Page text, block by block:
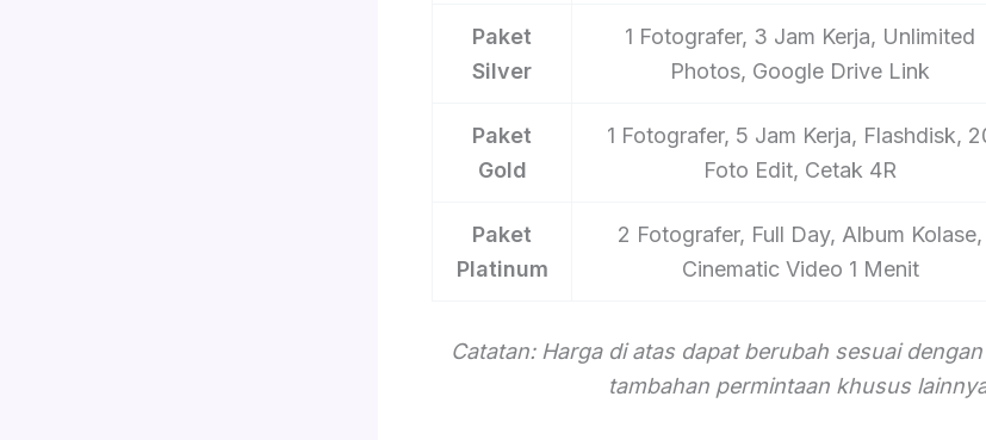
Paket
Silver
1 Fotografer, 3 Jam Kerja, Unlimited
Photos, Google Drive Link
Paket
Gold
1 Fotografer, 5 Jam Kerja, Flashdisk,
Foto Edit, Cetak 4R
Paket
Platinum
2 Fotografer, Full Day, Album Kolase,
Cinematic Video 1 Menit
Catatan: Harga di atas dapat berubah sesuai
tambahan permintaan khusus